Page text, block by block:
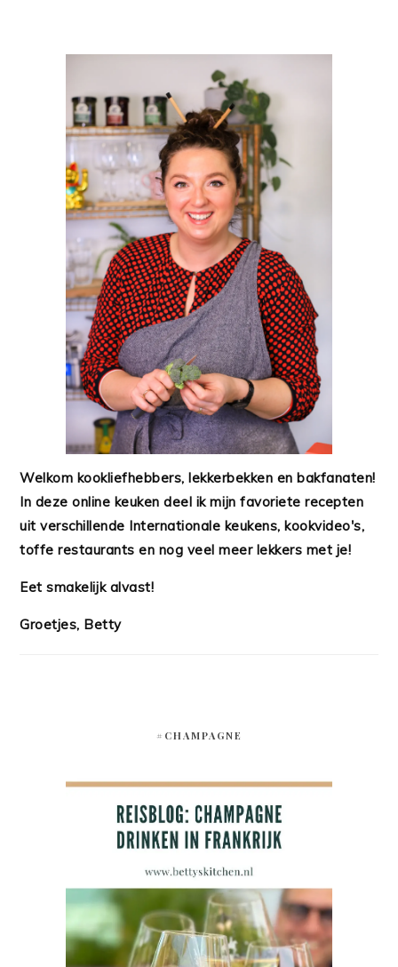
Welkom kookliefhebbers, lekkerbekken en bakfanaten!
In deze online keuken deel ik mijn favoriete recepten
uit verschillende Internationale keukens, kookvideo's,
toffe restaurants en nog veel meer lekkers met je!
Eet smakelijk alvast!
Groetjes, Betty
#CHAMPAGNE